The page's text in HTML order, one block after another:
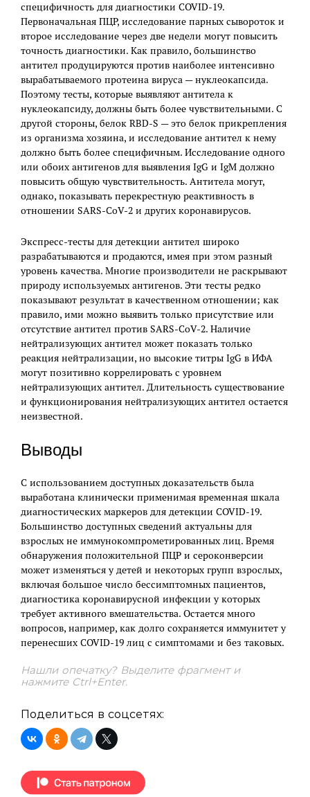
специфичность для диагностики COVID-19.
Первоначальная ПЦР, исследование парных сывороток и
второе исследование через две недели могут повысить
точность диагностики. Как правило, большинство
антител продуцируются против наиболее интенсивно
вырабатываемого протеина вируса — нуклеокапсида.
Поэтому тесты, которые выявляют антитела к
нуклеокапсиду, должны быть более чувствительными. С
другой стороны, белок RBD-S — это белок прикрепления
из организма хозяина, и исследование антител к нему
должно быть более специфичным. Исследование одного
или обоих антигенов для выявления IgG и IgM должно
повысить общую чувствительность. Антитела могут,
однако, показывать перекрестную реактивность в
отношении SARS-CoV-2 и других коронавирусов.
Экспресс-тесты для детекции антител широко
разрабатываются и продаются, имея при этом разный
уровень качества. Многие производители не раскрывают
природу используемых антигенов. Эти тесты редко
показывают результат в качественном отношении; как
правило, ими можно выявить только присутствие или
отсутствие антител против SARS-CoV-2. Наличие
нейтрализующих антител может показать только
реакция нейтрализации, но высокие титры IgG в ИФА
могут позитивно коррелировать с уровнем
нейтрализующих антител. Длительность существование
и функционирования нейтрализующих антител остается
неизвестной.
Выводы
С использованием доступных доказательств была
выработана клинически применимая временная шкала
диагностических маркеров для детекции COVID-19.
Большинство доступных сведений актуальны для
взрослых не иммунокомпрометированных лиц. Время
обнаружения положительной ПЦР и сероконверсии
может изменяться у детей и некоторых групп взрослых,
включая большое число бессимптомных пациентов,
диагностика коронавирусной инфекции у которых
требует активного вмешательства. Остается много
вопросов, например, как долго сохраняется иммунитет у
перенесших COVID-19 лиц с симптомами и без таковых.
Нашли опечатку? Выделите фрагмент и
нажмите Ctrl+Enter.
Поделиться в соцсетях: